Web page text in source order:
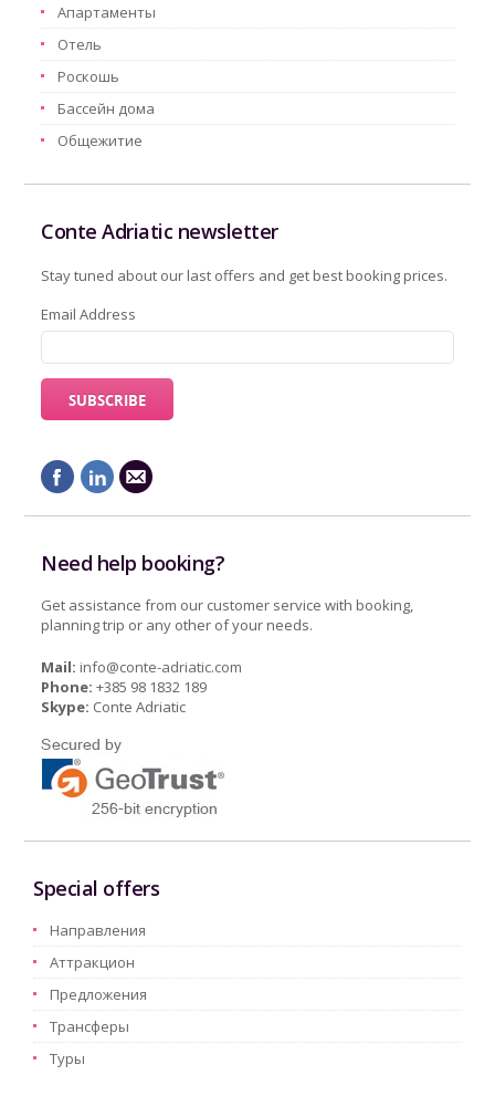
Aпартаменты
Oтель
Pоскошь
Бассейн дома
Oбщежитие
Conte Adriatic newsletter
Stay tuned about our last offers and get best booking prices.
Email Address
Need help booking?
Get assistance from our customer service with booking,
planning trip or any other of your needs.
Mail: info@conte-adriatic.com
Phone: +385 98 1832 189
Skype: Conte Adriatic
Special offers
Hаправления
Aттракцион
Предложения
Трансферы
Туры